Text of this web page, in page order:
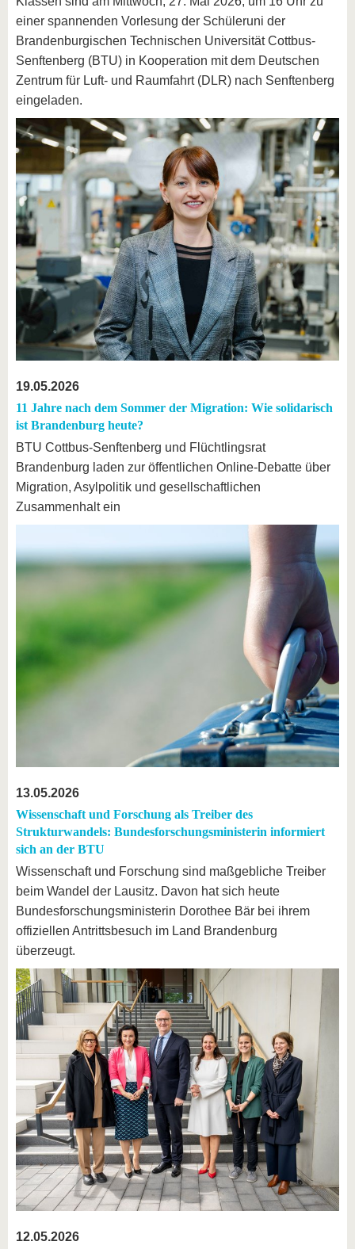
einer spannenden Vorlesung der Schüleruni der
Brandenburgischen Technischen Universität Cottbus-
Senftenberg (BTU) in Kooperation mit dem Deutschen
Zentrum für Luft- und Raumfahrt (DLR) nach Senftenberg
eingeladen.
19.05.2026
11 Jahre nach dem Sommer der Migration: Wie solidarisch
ist Brandenburg heute?
BTU Cottbus-Senftenberg und Flüchtlingsrat
Brandenburg laden zur öffentlichen Online-Debatte über
Migration, Asylpolitik und gesellschaftlichen
Zusammenhalt ein
13.05.2026
Wissenschaft und Forschung als Treiber des
Strukturwandels: Bundesforschungsministerin informiert
sich an der BTU
Wissenschaft und Forschung sind maßgebliche Treiber
beim Wandel der Lausitz. Davon hat sich heute
Bundesforschungsministerin Dorothee Bär bei ihrem
offiziellen Antrittsbesuch im Land Brandenburg
überzeugt.
12.05.2026